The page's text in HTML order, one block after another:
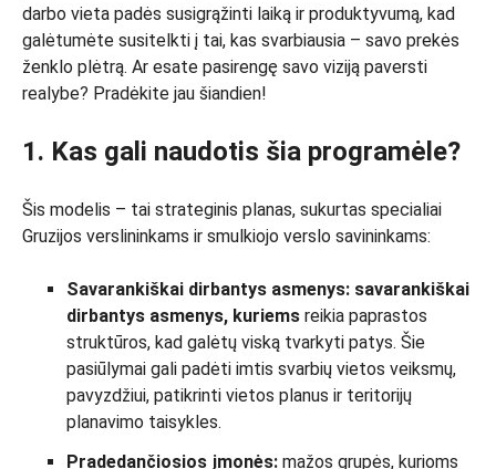
darbo vieta padės susigrąžinti laiką ir produktyvumą, kad
galėtumėte susitelkti į tai, kas svarbiausia – savo prekės
ženklo plėtrą. Ar esate pasirengę savo viziją paversti
realybe? Pradėkite jau šiandien!
1. Kas gali naudotis šia programėle?
Šis modelis – tai strateginis planas, sukurtas specialiai
Gruzijos verslininkams ir smulkiojo verslo savininkams:
Savarankiškai dirbantys asmenys: savarankiškai
dirbantys asmenys, kuriems reikia paprastos
struktūros, kad galėtų viską tvarkyti patys. Šie
pasiūlymai gali padėti imtis svarbių vietos veiksmų,
pavyzdžiui, patikrinti vietos planus ir teritorijų
planavimo taisykles.
Pradedančiosios įmonės: mažos grupės, kurioms